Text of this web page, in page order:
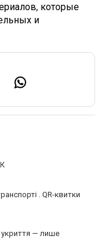
которые
и
. QR-квитки
укриття — лише